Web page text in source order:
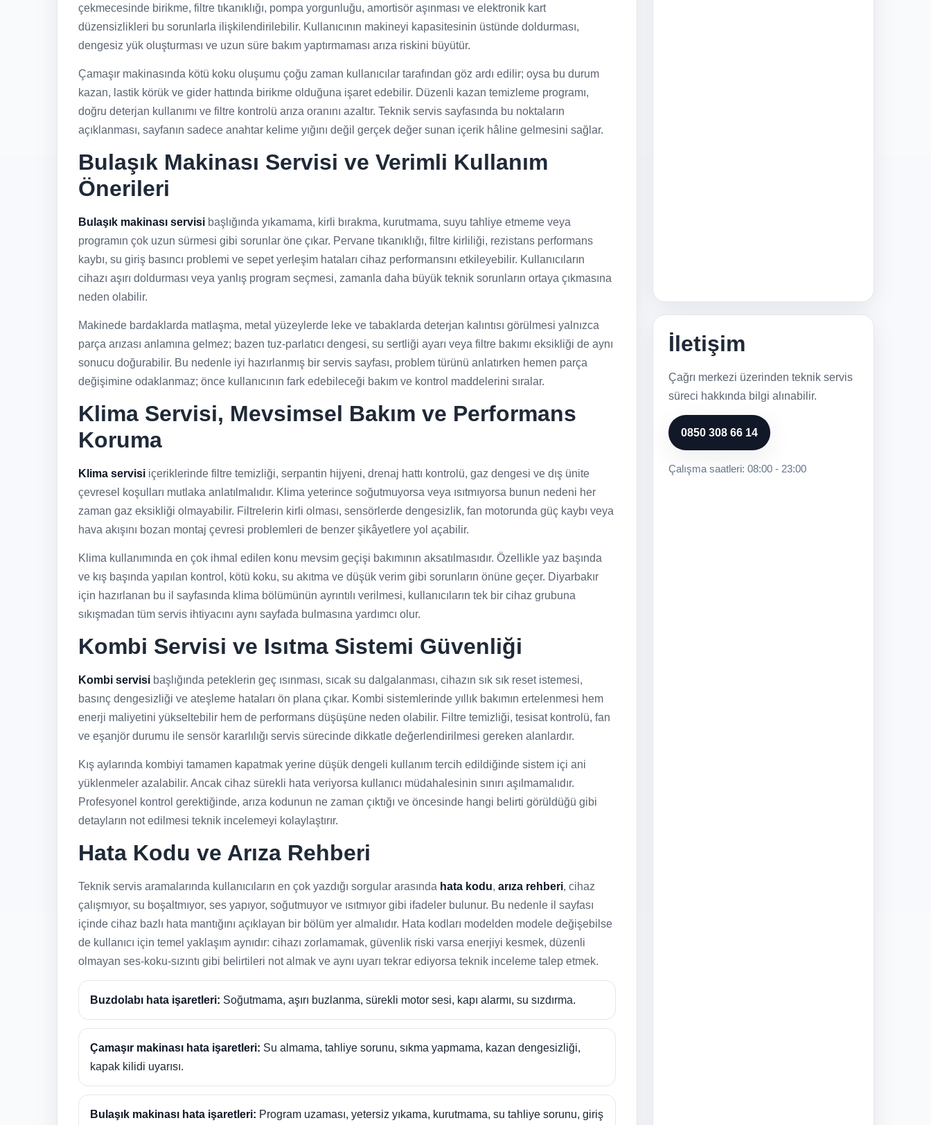
çekmecesinde birikme, filtre tıkanıklığı, pompa yorgunluğu, amortisör aşınması ve elektronik kart
düzensizlikleri bu sorunlarla ilişkilendirilebilir. Kullanıcının makineyi kapasitesinin üstünde doldurması,
dengesiz yük oluşturması ve uzun süre bakım yaptırmaması arıza riskini büyütür.
Çamaşır makinasında kötü koku oluşumu çoğu zaman kullanıcılar tarafından göz ardı edilir; oysa bu durum
kazan, lastik körük ve gider hattında birikme olduğuna işaret edebilir. Düzenli kazan temizleme programı,
doğru deterjan kullanımı ve filtre kontrolü arıza oranını azaltır. Teknik servis sayfasında bu noktaların
açıklanması, sayfanın sadece anahtar kelime yığını değil gerçek değer sunan içerik hâline gelmesini sağlar.
Bulaşık Makinası Servisi ve Verimli Kullanım
Önerileri
Bulaşık makinası servisi başlığında yıkamama, kirli bırakma, kurutmama, suyu tahliye etmeme veya
programın çok uzun sürmesi gibi sorunlar öne çıkar. Pervane tıkanıklığı, filtre kirliliği, rezistans performans
kaybı, su giriş basıncı problemi ve sepet yerleşim hataları cihaz performansını etkileyebilir. Kullanıcıların
cihazı aşırı doldurması veya yanlış program seçmesi, zamanla daha büyük teknik sorunların ortaya çıkmasına
neden olabilir.
Makinede bardaklarda matlaşma, metal yüzeylerde leke ve tabaklarda deterjan kalıntısı görülmesi yalnızca
parça arızası anlamına gelmez; bazen tuz-parlatıcı dengesi, su sertliği ayarı veya filtre bakımı eksikliği de aynı
sonucu doğurabilir. Bu nedenle iyi hazırlanmış bir servis sayfası, problem türünü anlatırken hemen parça
değişimine odaklanmaz; önce kullanıcının fark edebileceği bakım ve kontrol maddelerini sıralar.
Klima Servisi, Mevsimsel Bakım ve Performans
Koruma
Klima servisi içeriklerinde filtre temizliği, serpantin hijyeni, drenaj hattı kontrolü, gaz dengesi ve dış ünite
çevresel koşulları mutlaka anlatılmalıdır. Klima yeterince soğutmuyorsa veya ısıtmıyorsa bunun nedeni her
zaman gaz eksikliği olmayabilir. Filtrelerin kirli olması, sensörlerde dengesizlik, fan motorunda güç kaybı veya
hava akışını bozan montaj çevresi problemleri de benzer şikâyetlere yol açabilir.
Klima kullanımında en çok ihmal edilen konu mevsim geçişi bakımının aksatılmasıdır. Özellikle yaz başında
ve kış başında yapılan kontrol, kötü koku, su akıtma ve düşük verim gibi sorunların önüne geçer. Diyarbakır
için hazırlanan bu il sayfasında klima bölümünün ayrıntılı verilmesi, kullanıcıların tek bir cihaz grubuna
sıkışmadan tüm servis ihtiyacını aynı sayfada bulmasına yardımcı olur.
Kombi Servisi ve Isıtma Sistemi Güvenliği
Kombi servisi başlığında peteklerin geç ısınması, sıcak su dalgalanması, cihazın sık sık reset istemesi,
basınç dengesizliği ve ateşleme hataları ön plana çıkar. Kombi sistemlerinde yıllık bakımın ertelenmesi hem
enerji maliyetini yükseltebilir hem de performans düşüşüne neden olabilir. Filtre temizliği, tesisat kontrolü, fan
ve eşanjör durumu ile sensör kararlılığı servis sürecinde dikkatle değerlendirilmesi gereken alanlardır.
Kış aylarında kombiyi tamamen kapatmak yerine düşük dengeli kullanım tercih edildiğinde sistem içi ani
yüklenmeler azalabilir. Ancak cihaz sürekli hata veriyorsa kullanıcı müdahalesinin sınırı aşılmamalıdır.
Profesyonel kontrol gerektiğinde, arıza kodunun ne zaman çıktığı ve öncesinde hangi belirti görüldüğü gibi
detayların not edilmesi teknik incelemeyi kolaylaştırır.
Hata Kodu ve Arıza Rehberi
Teknik servis aramalarında kullanıcıların en çok yazdığı sorgular arasında hata kodu, arıza rehberi, cihaz
çalışmıyor, su boşaltmıyor, ses yapıyor, soğutmuyor ve ısıtmıyor gibi ifadeler bulunur. Bu nedenle il sayfası
içinde cihaz bazlı hata mantığını açıklayan bir bölüm yer almalıdır. Hata kodları modelden modele değişebilse
de kullanıcı için temel yaklaşım aynıdır: cihazı zorlamamak, güvenlik riski varsa enerjiyi kesmek, düzenli
olmayan ses-koku-sızıntı gibi belirtileri not almak ve aynı uyarı tekrar ediyorsa teknik inceleme talep etmek.
Buzdolabı hata işaretleri: Soğutmama, aşırı buzlanma, sürekli motor sesi, kapı alarmı, su sızdırma.
Çamaşır makinası hata işaretleri: Su almama, tahliye sorunu, sıkma yapmama, kazan dengesizliği,
kapak kilidi uyarısı.
Bulaşık makinası hata işaretleri: Program uzaması, yetersiz yıkama, kurutmama, su tahliye sorunu, giriş
İletişim
Çağrı merkezi üzerinden teknik servis
süreci hakkında bilgi alınabilir.
0850 308 66 14
Çalışma saatleri: 08:00 - 23:00